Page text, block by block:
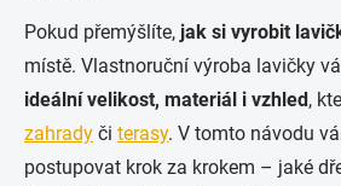
Pokud přemýšlíte, jak si vyrobit
místě. Vlastnoruční výroba lavičky
ideální velikost, materiál i vzhled,
zahrady či terasy. V tomto návodu
postupovat krok za krokem – jaké